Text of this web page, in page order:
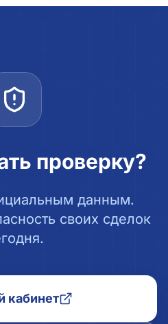
проверку?
данным.
своих сделок
кабинет